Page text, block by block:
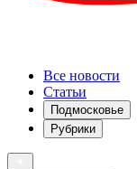
Все новости
Статьи
Подмосковье
Рубрики